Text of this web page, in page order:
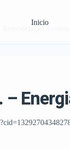
Inicio
Remodelação e
–